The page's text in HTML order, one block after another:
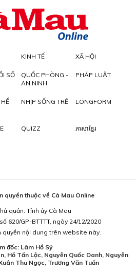
KINH TẾ XÃ HỘI
SỐ
QUỐC PHÒNG -
AN NINH
PHÁP LUẬT
NHỊP SỐNG TRẺ LONGFORM
QUIZZ ភាសាខ្មែរ
quyền thuộc về Cà Mau Online
quản: Tỉnh ủy Cà Mau
620/GP-BTTTT, ngày 24/12/2020
quyền nội dung trên website này.
đốc: Lâm Hồ Sỹ
Hồ Tấn Lộc, Nguyễn Quốc Danh, Nguyễn
Thu Ngọc, Trương Văn Tuấn